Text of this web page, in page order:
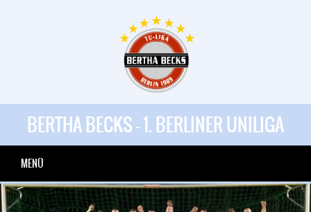
BERTHA BECKS - 1. BERLINER UNILIGA
MENÜ